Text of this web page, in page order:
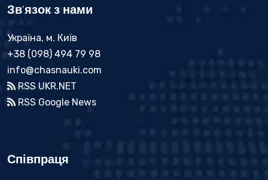
Зв'язок з нами
Україна, м. Київ
+38 (098) 494 79 98
info@chasnauki.com
RSS UKR.NET
RSS Google News
Співпраця